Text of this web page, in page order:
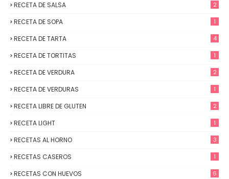
RECETA DE SALSA 2
RECETA DE SOPA 1
RECETA DE TARTA 4
RECETA DE TORTITAS 1
RECETA DE VERDURA 2
RECETA DE VERDURAS 1
RECETA LIBRE DE GLUTEN 2
RECETA LIGHT 1
RECETAS AL HORNO 3
RECETAS CASEROS 1
RECETAS CON HUEVOS 6